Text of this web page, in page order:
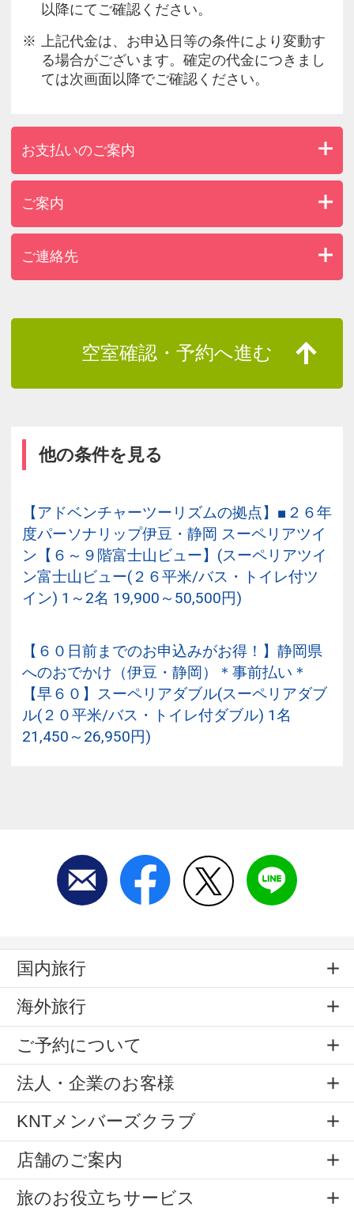
以降にてご確認ください。
上記代金は、お申込日等の条件により変動す
る場合がございます。確定の代金につきまし
ては次画面以降でご確認ください。
お支払いのご案内
ご案内
ご連絡先
空室確認・予約へ進む
他の条件を見る
【アドベンチャーツーリズムの拠点】■２６年
度パーソナリップ伊豆・静岡 スーペリアツイ
ン【６～９階富士山ビュー】(スーペリアツイ
ン富士山ビュー(２６平米/バス・トイレ付ツ
イン) 1～2名 19,900～50,500円)
【６０日前までのお申込みがお得！】静岡県
へのおでかけ（伊豆・静岡）＊事前払い＊
【早６０】スーペリアダブル(スーペリアダブ
ル(２０平米/バス・トイレ付ダブル) 1名
21,450～26,950円)
国内旅行
海外旅行
ご予約について
法人・企業のお客様
KNTメンバーズクラブ
店舗のご案内
旅のお役立ちサービス